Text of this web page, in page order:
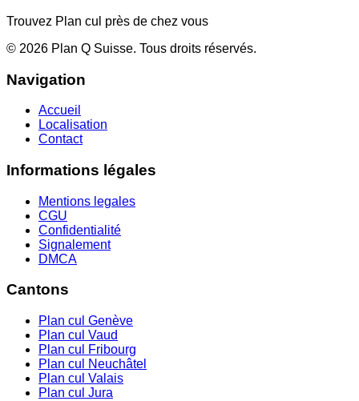
Trouvez Plan cul près de chez vous
© 2026 Plan Q Suisse. Tous droits réservés.
Navigation
Accueil
Localisation
Contact
Informations légales
Mentions legales
CGU
Confidentialité
Signalement
DMCA
Cantons
Plan cul Genève
Plan cul Vaud
Plan cul
Fribourg
Plan cul
Neuchâtel
Plan cul Valais
Plan cul Jura